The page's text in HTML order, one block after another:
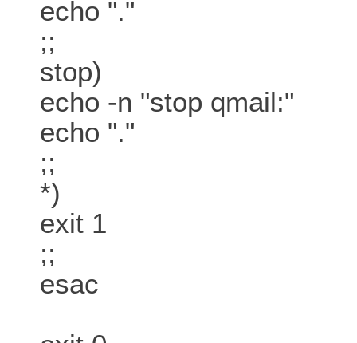
echo "."
;;
stop)
echo -n "stop qmail:"
echo "."
;;
*)
exit 1
;;
esac